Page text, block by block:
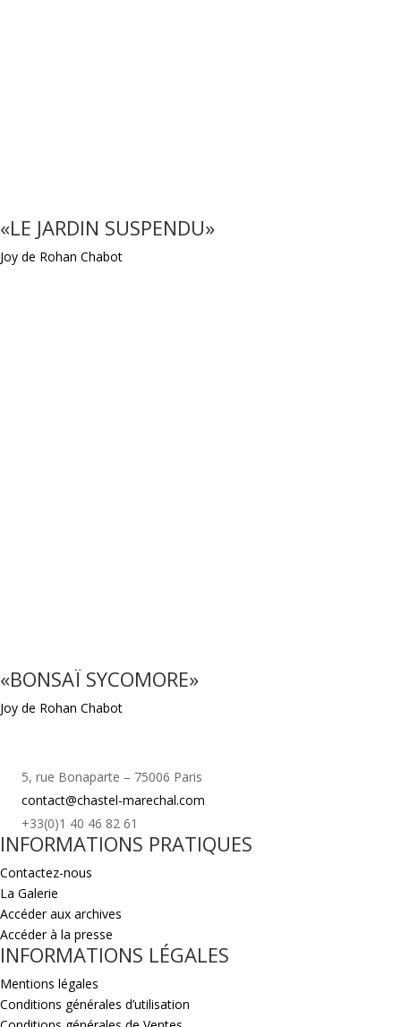
«LE JARDIN SUSPENDU»
Joy de Rohan Chabot
«BONSAÏ SYCOMORE»
Joy de Rohan Chabot
5, rue Bonaparte – 75006 Paris
contact@chastel-marechal.com
+33(0)1 40 46 82 61
INFORMATIONS PRATIQUES
Contactez-nous
La Galerie
Accéder aux archives
Accéder à la presse
INFORMATIONS LÉGALES
Mentions légales
Conditions générales d’utilisation